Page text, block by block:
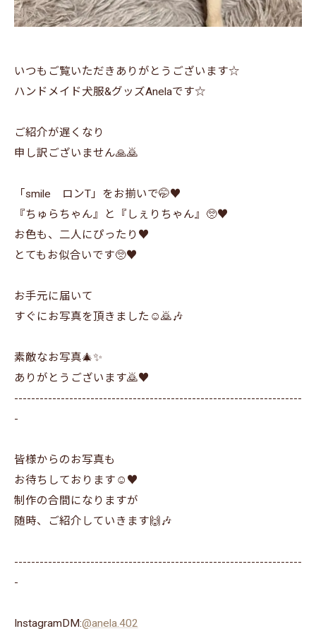
いつもご覧いただきありがとうございます☆
ハンドメイド犬服&グッズAnelaです☆
ご紹介が遅くなり
申し訳ございません🙏🙇
「smile ロンT」をお揃いで🤭♥️
『ちゅらちゃん』と『しぇりちゃん』🥺♥️
お色も、二人にぴったり♥️
とてもお似合いです🥺♥️
お手元に届いて
すぐにお写真を頂きました☺️🙇🎶
素敵なお写真🎄✨
ありがとうございます🙇♥️
--------------------------------------------------------------------
-
皆様からのお写真も
お待ちしております☺️♥️
制作の合間になりますが
随時、ご紹介していきます🙌🎶
--------------------------------------------------------------------
-
InstagramDM:@anela.402